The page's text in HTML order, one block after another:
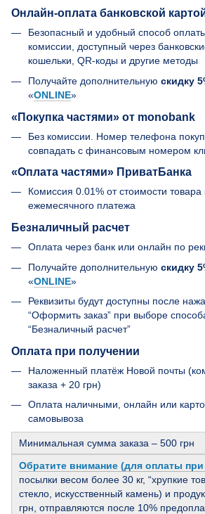
Онлайн-оплата банковской
Безопасный и удобный способ
комиссии, доступный через
кошельки, QR-коды и другие методы
Получайте дополнительную скидку
«ONLINE»
«Покупка частями» от monobank
Без комиссии. Номер телефона
совпадать с финансовым номером
«Оплата частями» ПриватБанка
Комиссия 0.01% от стоимости
ежемесячного платежа
Безналичный расчет
Оплата через банк или онлайн по
Получайте дополнительную скидку
«ONLINE»
Реквизиты будут доступны после
“Оформить заказ” при выборе
“Безналичный расчет”
Оплата при получении
Наложенный платёж Новой почты
заказа + 20 грн)
Оплата наличными, онлайн или
самовывоза
Минимальная сумма заказа – 500 грн
Обратите внимание (для оплаты
посылки весом более 30 кг, “хрупкие
стекло, искусственный камень) и
грн, отправляются после 10%